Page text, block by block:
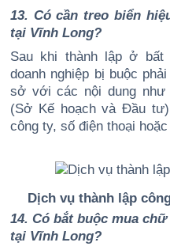
13. Có cần treo biển
tại Vĩnh Long?
Sau khi thành lập ở
doanh nghiệp bị buộc
sở với các nội dung như
(Sở Kế hoạch và Đầu
công ty, số điện thoại
Dịch vụ thành lập
14. Có bắt buộc mua
tại Vĩnh Long?